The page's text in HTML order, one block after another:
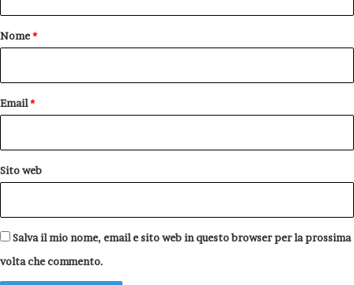
o
Nome*
Email*
Sito web
Salva il mio nome, email e sito web in questo browser per la prossima
volta che commento.